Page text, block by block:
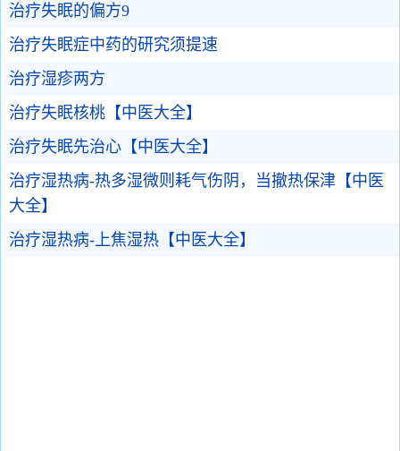
治疗失眠的偏方9
治疗失眠症中药的研究须提速
治疗湿疹两方
治疗失眠核桃【中医大全】
治疗失眠先治心【中医大全】
治疗湿热病-热多湿微则耗气伤阴，当撤热保津【中医
大全】
治疗湿热病-上焦湿热【中医大全】